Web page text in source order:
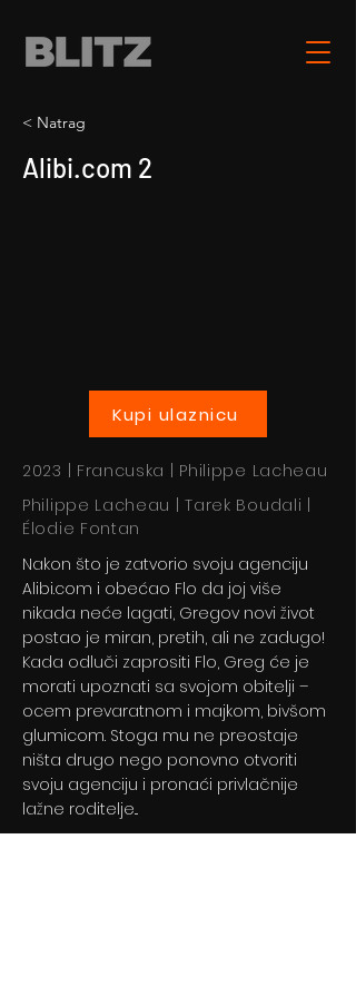
< Natrag
Alibi.com 2
Kupi ulaznicu
2023 | Francuska | Philippe Lacheau
Philippe Lacheau | Tarek Boudali |
Élodie Fontan
Nakon što je zatvorio svoju agenciju
Alibi.com i obećao Flo da joj više
nikada neće lagati, Gregov novi život
postao je miran, pretih, ali ne zadugo!
Kada odluči zaprositi Flo, Greg će je
morati upoznati sa svojom obitelji –
ocem prevaratnom i majkom, bivšom
glumicom. Stoga mu ne preostaje
ništa drugo nego ponovno otvoriti
svoju agenciju i pronaći privlačnije
lažne roditelje...